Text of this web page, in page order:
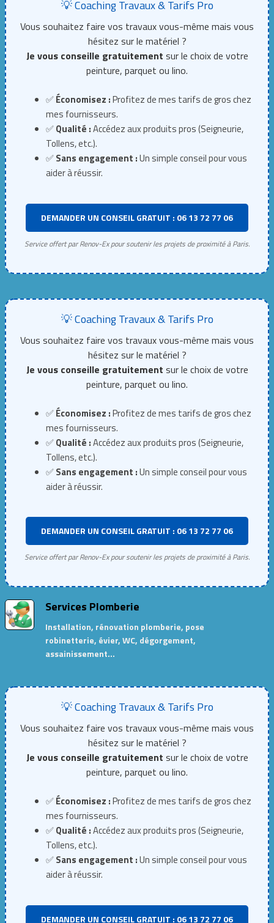
💡 Coaching Travaux & Tarifs Pro
Vous souhaitez faire vos travaux vous-même mais vous
hésitez sur le matériel ?
Je vous conseille gratuitement sur le choix de votre
peinture, parquet ou lino.
✅Économisez :Profitez de mes tarifs de gros chez
mes fournisseurs.
✅Qualité :Accédez aux produits pros (Seigneurie,
Tollens, etc.).
✅Sans engagement :Un simple conseil pour vous
aider à réussir.
DEMANDER UN CONSEIL GRATUIT : 06 13 72 77 06
Service offert par Renov-Ex pour soutenir les projets de proximité à Paris.
💡 Coaching Travaux & Tarifs Pro
Vous souhaitez faire vos travaux vous-même mais vous
hésitez sur le matériel ?
Je vous conseille gratuitement sur le choix de votre
peinture, parquet ou lino.
✅Économisez :Profitez de mes tarifs de gros chez
mes fournisseurs.
✅Qualité :Accédez aux produits pros (Seigneurie,
Tollens, etc.).
✅Sans engagement :Un simple conseil pour vous
aider à réussir.
DEMANDER UN CONSEIL GRATUIT : 06 13 72 77 06
Service offert par Renov-Ex pour soutenir les projets de proximité à Paris.
Services Plomberie
Installation, rénovation plomberie, pose
robinetterie, évier, WC, dégorgement,
assainissement…
💡 Coaching Travaux & Tarifs Pro
Vous souhaitez faire vos travaux vous-même mais vous
hésitez sur le matériel ?
Je vous conseille gratuitement sur le choix de votre
peinture, parquet ou lino.
✅Économisez :Profitez de mes tarifs de gros chez
mes fournisseurs.
✅Qualité :Accédez aux produits pros (Seigneurie,
Tollens, etc.).
✅Sans engagement :Un simple conseil pour vous
aider à réussir.
DEMANDER UN CONSEIL GRATUIT : 06 13 72 77 06